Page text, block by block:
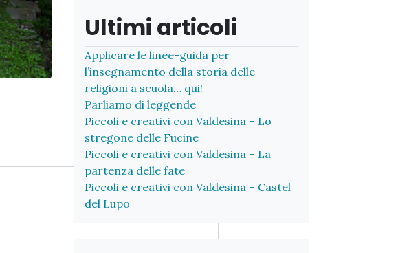
Ultimi articoli
Applicare le linee-guida per
l’insegnamento della storia delle
religioni a scuola… qui!
Parliamo di leggende
Piccoli e creativi con Valdesina – Lo
stregone delle Fucine
Piccoli e creativi con Valdesina – La
partenza delle fate
Piccoli e creativi con Valdesina – Castel
del Lupo